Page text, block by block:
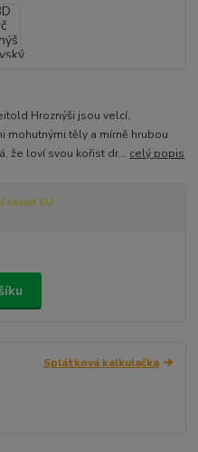
Hroznýši jsou velcí,
mohutnými těly a mírně hrubou
že loví svou kořist dr... celý popis
sklad EU
Splátková kalkulačka